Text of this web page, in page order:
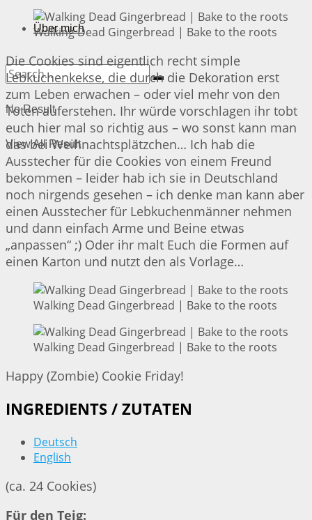
Über mich
No Result
View All Result
Walking Dead Gingerbread | Bake to the roots
Die Cookies sind eigentlich recht simple
Lebkuchenkekse, die durch die Dekoration erst
zum Leben erwachen – oder viel mehr von den
Toten auferstehen. Ihr würde vorschlagen ihr tobt
euch hier mal so richtig aus – wo sonst kann man
das bei Weihnachtsplätzchen… Ich hab die
Ausstecher für die Cookies von einem Freund
bekommen – leider hab ich sie in Deutschland
noch nirgends gesehen – ich denke man kann aber
einen Ausstecher für Lebkuchenmänner nehmen
und dann einfach Arme und Beine etwas
„anpassen“ ;) Oder ihr malt Euch die Formen auf
einen Karton und nutzt den als Vorlage…
Walking Dead Gingerbread | Bake to the roots
Walking Dead Gingerbread | Bake to the roots
Happy (Zombie) Cookie Friday!
INGREDIENTS / ZUTATEN
Deutsch
English
(ca. 24 Cookies)
Für den Teig: